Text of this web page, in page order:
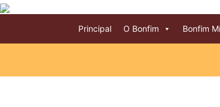
Principal O Bonfim Bonfim